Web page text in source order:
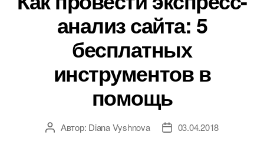
анализ сайта: 5
бесплатных
инструментов в
помощь
АвторАвтор: Diana Vyshnova
Дата03.04.2018